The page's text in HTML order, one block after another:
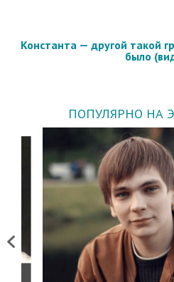
Константа — другой такой
было
ПОПУЛЯРНО НА
Previous